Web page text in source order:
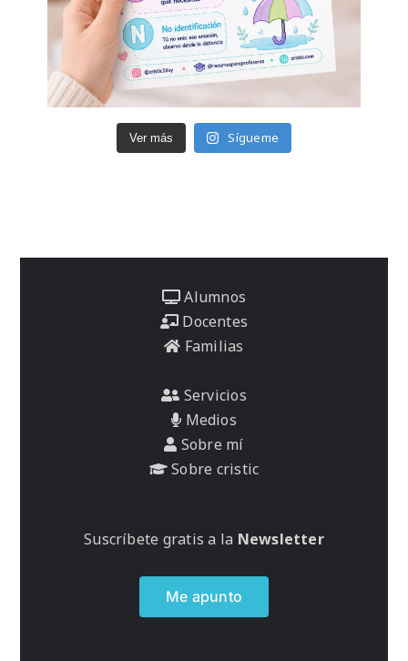
Ver más Sígueme
Alumnos
Docentes
Familias
Servicios
Medios
Sobre mí
Sobre cristic
Suscríbete gratis a la Newsletter
Me apunto